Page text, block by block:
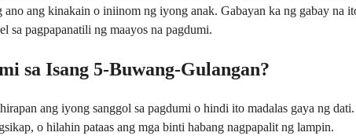
ang kinakain o iniinom ng iyong anak. Gabayan ka ng gabay na
sa pagpapanatili ng maayos na pagdumi.
sa Isang 5-Buwang-Gulangan?
ang iyong sanggol sa pagdumi o hindi ito madalas gaya ng
o hilahin pataas ang mga binti habang nagpapalit ng lampin.